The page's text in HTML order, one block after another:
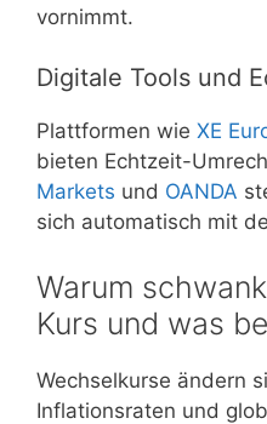
vornimmt.
Digitale Tools und
Plattformen wie XE
bieten Echtzeit-
Markets und OANDA
sich automatisch mit
Warum
Kurs und was
Wechselkurse ändern
Inflationsraten und